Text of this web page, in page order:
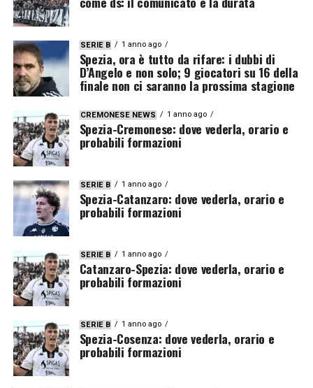
SERIE B 1 anno ago
Spezia, ora è tutto da rifare: i dubbi di
D’Angelo e non solo; 9 giocatori su 16 della
finale non ci saranno la prossima stagione
CREMONESE NEWS 1 anno ago
Spezia-Cremonese: dove vederla, orario e
probabili formazioni
SERIE B 1 anno ago
Spezia-Catanzaro: dove vederla, orario e
probabili formazioni
SERIE B 1 anno ago
Catanzaro-Spezia: dove vederla, orario e
probabili formazioni
SERIE B 1 anno ago
Spezia-Cosenza: dove vederla, orario e
probabili formazioni